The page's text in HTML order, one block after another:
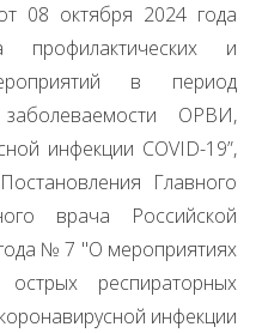
08 октября 2024 года
профилактических и
в период
ОРВИ,
инфекции COVID-19”,
Главного
врача Российской
№ 7 "О мероприятиях
респираторных
инфекции